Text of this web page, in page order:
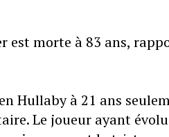
est morte à 83 ans,
Hullaby à 21 ans
Le joueur ayant